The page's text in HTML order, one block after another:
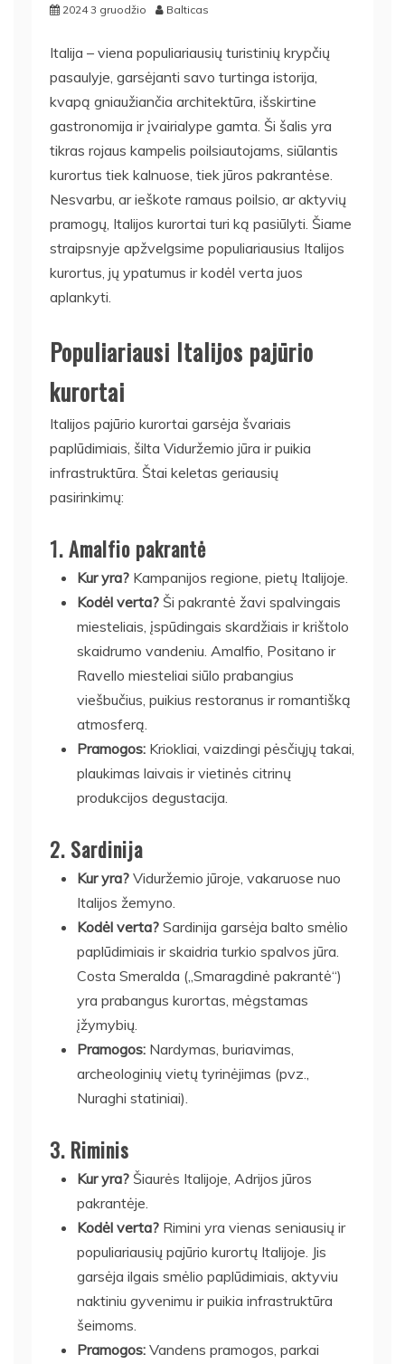
2024 3 gruodžio Balticas
Italija – viena populiariausių turistinių krypčių
pasaulyje, garsėjanti savo turtinga istorija,
kvapą gniaužiančia architektūra, išskirtine
gastronomija ir įvairialype gamta. Ši šalis yra
tikras rojaus kampelis poilsiautojams, siūlantis
kurortus tiek kalnuose, tiek jūros pakrantėse.
Nesvarbu, ar ieškote ramaus poilsio, ar aktyvių
pramogų, Italijos kurortai turi ką pasiūlyti. Šiame
straipsnyje apžvelgsime populiariausius Italijos
kurortus, jų ypatumus ir kodėl verta juos
aplankyti.
Populiariausi Italijos pajūrio
kurortai
Italijos pajūrio kurortai garsėja švariais
paplūdimiais, šilta Viduržemio jūra ir puikia
infrastruktūra. Štai keletas geriausių
pasirinkimų:
1.Amalfio pakrantė
Kur yra? Kampanijos regione, pietų Italijoje.
Kodėl verta? Ši pakrantė žavi spalvingais
miesteliais, įspūdingais skardžiais ir krištolo
skaidrumo vandeniu. Amalfio, Positano ir
Ravello miesteliai siūlo prabangius
viešbučius, puikius restoranus ir romantišką
atmosferą.
Pramogos: Kriokliai, vaizdingi pėsčiųjų takai,
plaukimas laivais ir vietinės citrinų
produkcijos degustacija.
2. Sardinija
Kur yra? Viduržemio jūroje, vakaruose nuo
Italijos žemyno.
Kodėl verta? Sardinija garsėja balto smėlio
paplūdimiais ir skaidria turkio spalvos jūra.
Costa Smeralda („Smaragdinė pakrantė“)
yra prabangus kurortas, mėgstamas
įžymybių.
Pramogos: Nardymas, buriavimas,
archeologinių vietų tyrinėjimas (pvz.,
Nuraghi statiniai).
3. Riminis
Kur yra? Šiaurės Italijoje, Adrijos jūros
pakrantėje.
Kodėl verta? Rimini yra vienas seniausių ir
populiariausių pajūrio kurortų Italijoje. Jis
garsėja ilgais smėlio paplūdimiais, aktyviu
naktiniu gyvenimu ir puikia infrastruktūra
šeimoms.
Pramogos: Vandens pramogos, parkai